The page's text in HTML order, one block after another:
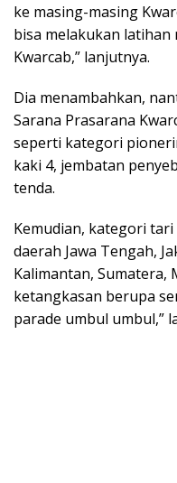
ke masing-masing
bisa melakukan
Kwarcab,” lanjutnya.
Dia menambahkan,
Sarana Prasarana
seperti kategori
kaki 4, jembatan
tenda.
Kemudian, kategori
daerah Jawa Tengah,
Kalimantan, Sumatera,
ketangkasan berupa
parade umbul umbul,”